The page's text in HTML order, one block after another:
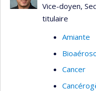
Vice-doyen,
titulaire
Amiante
Cancer